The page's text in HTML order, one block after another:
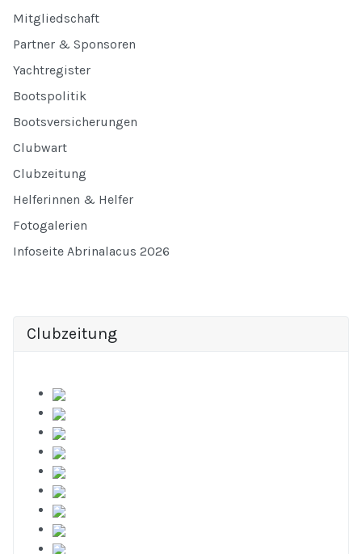
Mitgliedschaft
Partner & Sponsoren
Yachtregister
Bootspolitik
Bootsversicherungen
Clubwart
Clubzeitung
Helferinnen & Helfer
Fotogalerien
Infoseite Abrinalacus 2026
Clubzeitung